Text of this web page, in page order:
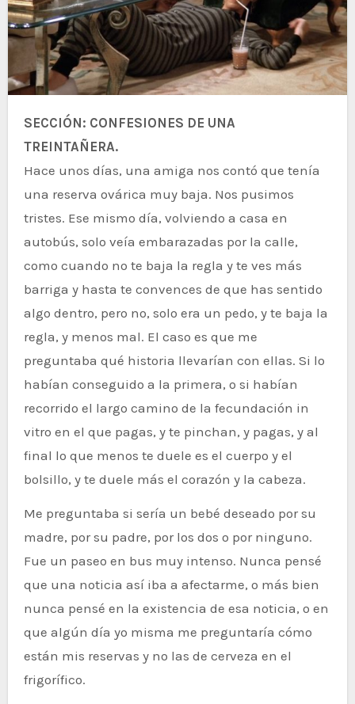
SECCIÓN: CONFESIONES DE UNA
TREINTAÑERA.
Hace unos días, una amiga nos contó que tenía
una reserva ovárica muy baja. Nos pusimos
tristes. Ese mismo día, volviendo a casa en
autobús, solo veía embarazadas por la calle,
como cuando no te baja la regla y te ves más
barriga y hasta te convences de que has sentido
algo dentro, pero no, solo era un pedo, y te baja la
regla, y menos mal. El caso es que me
preguntaba qué historia llevarían con ellas. Si lo
habían conseguido a la primera, o si habían
recorrido el largo camino de la fecundación in
vitro en el que pagas, y te pinchan, y pagas, y al
final lo que menos te duele es el cuerpo y el
bolsillo, y te duele más el corazón y la cabeza.
Me preguntaba si sería un bebé deseado por su
madre, por su padre, por los dos o por ninguno.
Fue un paseo en bus muy intenso. Nunca pensé
que una noticia así iba a afectarme, o más bien
nunca pensé en la existencia de esa noticia, o en
que algún día yo misma me preguntaría cómo
están mis reservas y no las de cerveza en el
frigorífico.